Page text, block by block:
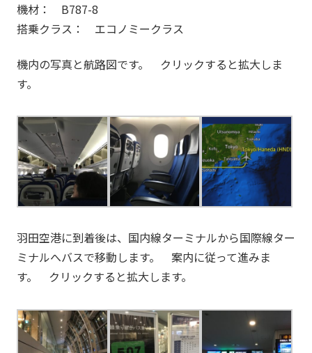
機材： B787-8
搭乗クラス： エコノミークラス
機内の写真と航路図です。 クリックすると拡大しま
す。
羽田空港に到着後は、国内線ターミナルから国際線ター
ミナルへバスで移動します。 案内に従って進みま
す。 クリックすると拡大します。